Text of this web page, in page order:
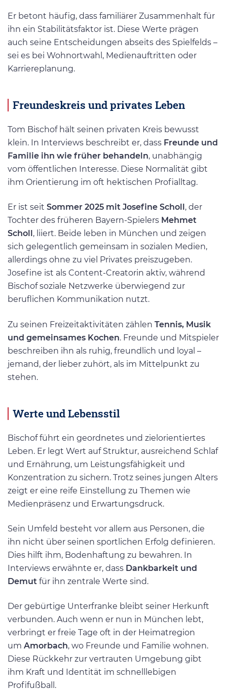
Er betont häufig, dass familiärer Zusammenhalt für
ihn ein Stabilitätsfaktor ist. Diese Werte prägen
auch seine Entscheidungen abseits des Spielfelds –
sei es bei Wohnortwahl, Medienauftritten oder
Karriereplanung.
Freundeskreis und privates Leben
Tom Bischof hält seinen privaten Kreis bewusst
klein. In Interviews beschreibt er, dass Freunde und
Familie ihn wie früher behandeln, unabhängig
vom öffentlichen Interesse. Diese Normalität gibt
ihm Orientierung im oft hektischen Profialltag.
Er ist seit Sommer 2025 mit Josefine Scholl , der
Tochter des früheren Bayern-Spielers Mehmet
Scholl , liiert. Beide leben in München und zeigen
sich gelegentlich gemeinsam in sozialen Medien,
allerdings ohne zu viel Privates preiszugeben.
Josefine ist als Content-Creatorin aktiv, während
Bischof soziale Netzwerke überwiegend zur
beruflichen Kommunikation nutzt.
Zu seinen Freizeitaktivitäten zählen Tennis, Musik
und gemeinsames Kochen. Freunde und Mitspieler
beschreiben ihn als ruhig, freundlich und loyal –
jemand, der lieber zuhört, als im Mittelpunkt zu
stehen.
Werte und Lebensstil
Bischof führt ein geordnetes und zielorientiertes
Leben. Er legt Wert auf Struktur, ausreichend Schlaf
und Ernährung, um Leistungsfähigkeit und
Konzentration zu sichern. Trotz seines jungen Alters
zeigt er eine reife Einstellung zu Themen wie
Medienpräsenz und Erwartungsdruck.
Sein Umfeld besteht vor allem aus Personen, die
ihn nicht über seinen sportlichen Erfolg definieren.
Dies hilft ihm, Bodenhaftung zu bewahren. In
Interviews erwähnte er, dass Dankbarkeit und
Demut für ihn zentrale Werte sind.
Der gebürtige Unterfranke bleibt seiner Herkunft
verbunden. Auch wenn er nun in München lebt,
verbringt er freie Tage oft in der Heimatregion
um Amorbach, wo Freunde und Familie wohnen.
Diese Rückkehr zur vertrauten Umgebung gibt
ihm Kraft und Identität im schnelllebigen
Profifußball.